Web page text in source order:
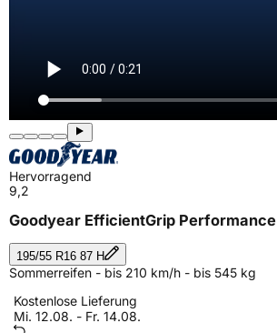
Hervorragend
9,2
Goodyear EfficientGrip Performance
195/55 R16 87 H
Sommerreifen - bis 210 km/h - bis 545 kg
Kostenlose Lieferung
Mi. 12.08. - Fr. 14.08.